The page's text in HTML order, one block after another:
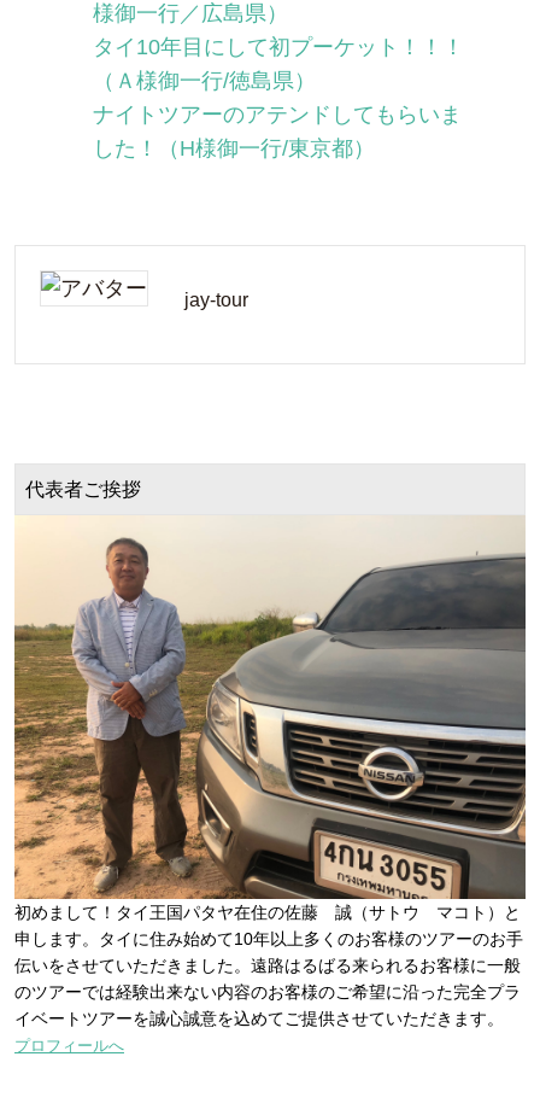
様御一行／広島県）
タイ10年目にして初プーケット！！！
（Ａ様御一行/徳島県）
ナイトツアーのアテンドしてもらいま
した！（H様御一行/東京都）
jay-tour
代表者ご挨拶
初めまして！タイ王国パタヤ在住の佐藤 誠（サトウ マコト）と
申します。タイに住み始めて10年以上多くのお客様のツアーのお手
伝いをさせていただきました。遠路はるばる来られるお客様に一般
のツアーでは経験出来ない内容のお客様のご希望に沿った完全プラ
イベートツアーを誠心誠意を込めてご提供させていただきます。
プロフィールへ